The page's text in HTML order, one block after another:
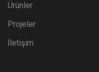
Ürünler
Projeler
İletişim